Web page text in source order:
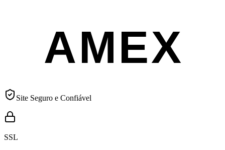
AMEX
Site Seguro e Confiável
SSL